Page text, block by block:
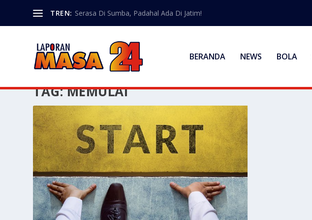
TREN: Serasa Di Sumba, Padahal Ada Di Jatim!
BERANDA NEWS BOLA
TAG:MEMULAI